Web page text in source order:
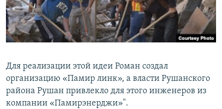
Для реализации этой идеи Роман создал
организацию «Памир линк», а власти Рушанского
района Рушан привлекло для этого инженеров из
компании «Памирэнерджи»".